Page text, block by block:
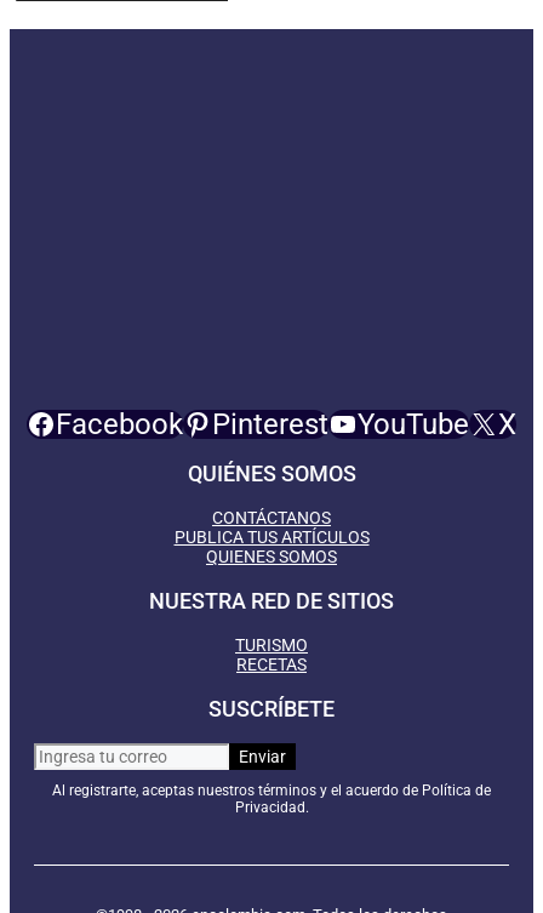
Facebook Pinterest YouTube X
QUIÉNES SOMOS
CONTÁCTANOS
PUBLICA TUS ARTÍCULOS
QUIENES SOMOS
NUESTRA RED DE SITIOS
TURISMO
RECETAS
SUSCRÍBETE
Al registrarte, aceptas nuestros términos y el acuerdo de Política de
Privacidad.